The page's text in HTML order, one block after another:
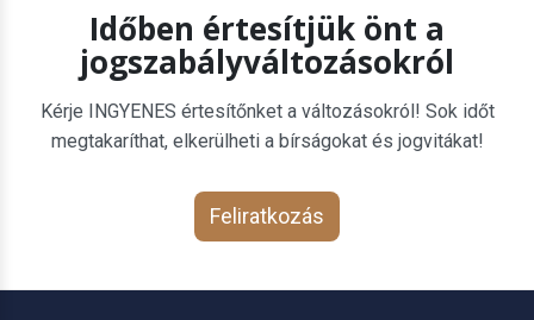
Időben értesítjük önt a
jogszabályváltozásokról
Kérje INGYENES értesítőnket a változásokról! Sok időt
megtakaríthat, elkerülheti a bírságokat és jogvitákat!
Feliratkozás